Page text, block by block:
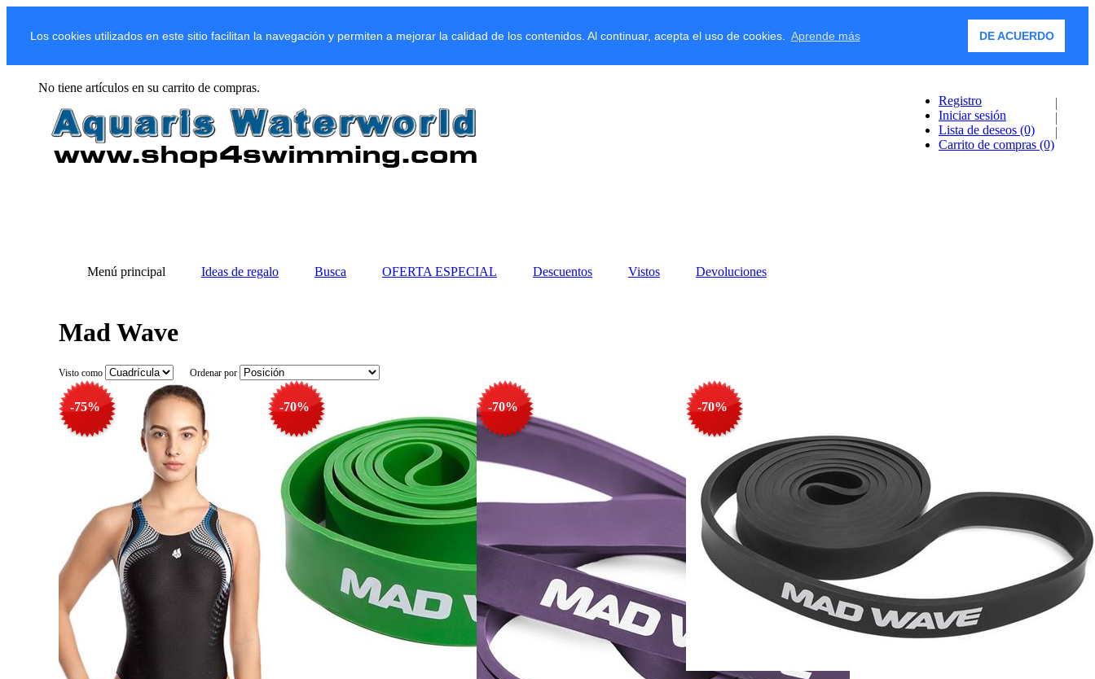
Los cookies utilizados en este sitio facilitan la navegación y permiten a mejorar la calidad de los contenidos. Al continuar, acepta el uso de cookies. Aprende más DE ACUERDO
Registro
Iniciar sesión
Lista de deseos (0)
Carrito de compras (0)
No tiene artículos en su carrito de compras.
Menú principal Ideas de regalo Busca OFERTA ESPECIAL Descuentos Vistos Devoluciones
Mad Wave
Visto como Ordenar por
-75% -70% -70% -70%